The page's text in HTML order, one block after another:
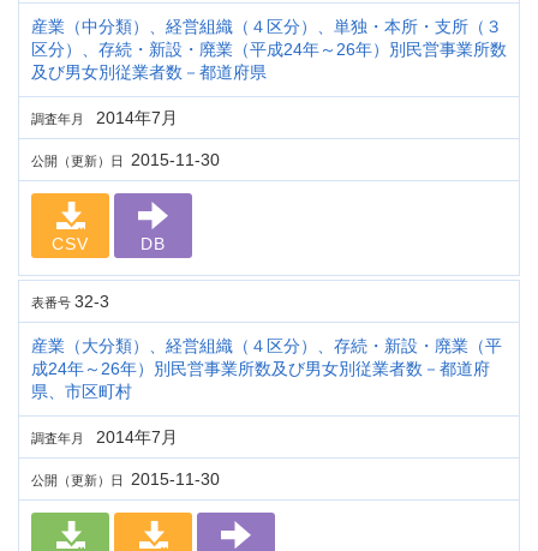
産業（中分類）、経営組織（４区分）、単独・本所・支所（３
区分）、存続・新設・廃業（平成24年～26年）別民営事業所数
及び男女別従業者数－都道府県
調査年月 2014年7月
公開（更新）日 2015-11-30
CSV DB
表番号 32-3
産業（大分類）、経営組織（４区分）、存続・新設・廃業（平
成24年～26年）別民営事業所数及び男女別従業者数－都道府
県、市区町村
調査年月 2014年7月
公開（更新）日 2015-11-30